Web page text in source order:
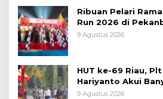
Ribuan Pelari
Run 2026 di
9 Agustus 2026
HUT ke-69 Riau,
Hariyanto Akui
Warga Belum
9 Agustus 2026